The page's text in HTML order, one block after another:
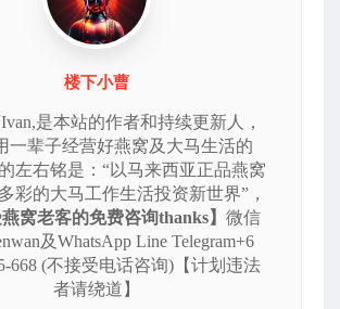
楼下小曹
是本站的作者和持续更新人，
一辈子经营好燕窝及大马生活的
左右铭是：“以马来西亚正品燕窝
彩的大马工作生活投资新世界”，
燕窝老客的免费咨询thanks】 微信
及WhatsApp Line Telegram+6
668 (不接受电话咨询)【计划违法
者请绕道】